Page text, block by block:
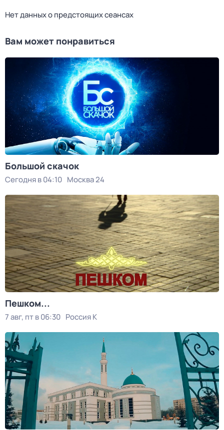
Нет данных о предстоящих сеансах
Вам может понравиться
Большой скачок
Сегодня в 04:10 Москва 24
Пешком...
7 авг, пт в 06:30 Россия К